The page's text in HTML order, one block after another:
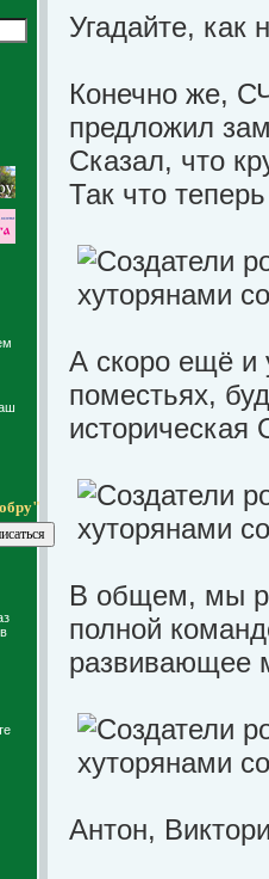
Угадайте,
Конечно же,
предложил
Сказал, что
Так что
А скоро ещё и
поместьях,
историческая
В общем, мы
полной
развивающее
Антон,